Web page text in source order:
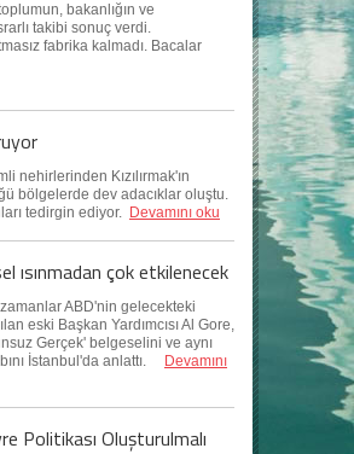
bakanlığın ve
takibi sonuç verdi.
fabrika kalmadı. Bacalar
nehirlerinden Kızılırmak'ın
bölgelerde dev adacıklar oluştu.
tedirgin ediyor. Devamını oku
ısınmadan çok etkilenecek
ABD'nin gelecekteki
eski Başkan Yardımcısı Al Gore,
Gerçek' belgeselini ve aynı
İstanbul'da anlattı.
Devamını
Politikası Oluşturulmalı